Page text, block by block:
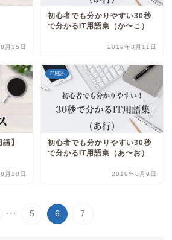
月15日
初心者でも分かりやすい30秒
で分かるIT用語集（か〜こ）
2019年8月11日
】
月10日
IT用語
初心者でも分かりやすい30秒
で分かるIT用語集（あ〜お）
2019年8月9日
... 5 6 7